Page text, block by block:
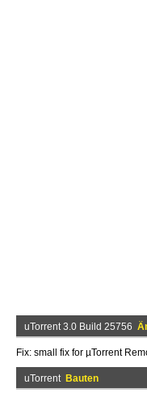
uTorrent 3.0 Build 25756
Fix: small fix for µTorrent
uTorrent Bauten